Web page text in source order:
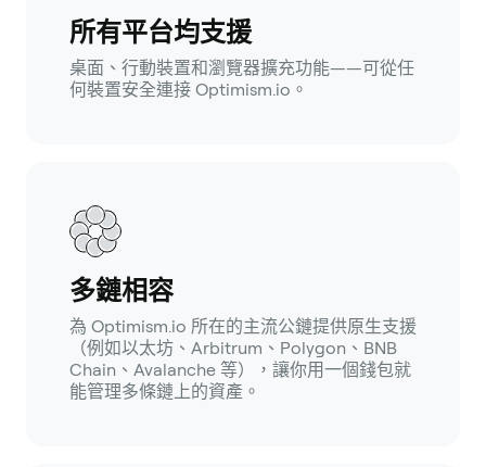
所有平台均支援
桌面、行動裝置和瀏覽器擴充功能——可從任
何裝置安全連接 Optimism.io。
多鏈相容
為 Optimism.io 所在的主流公鏈提供原生支援
（例如以太坊、Arbitrum、Polygon、BNB
Chain、Avalanche 等），讓你用一個錢包就
能管理多條鏈上的資產。